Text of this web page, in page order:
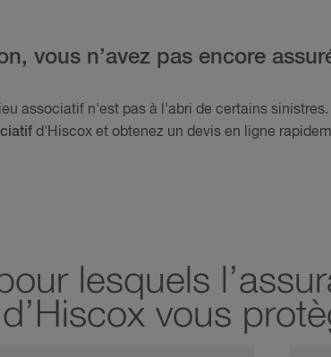
vous n’avez pas encore
associatif n'est pas à l'abri de certains
d'Hiscox et obtenez un devis en ligne
lesquels
vous